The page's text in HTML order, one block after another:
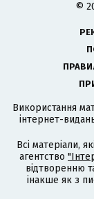
©
Використання
інтернет-
Всі матеріали,
агентство
відтворенню
інакше як з